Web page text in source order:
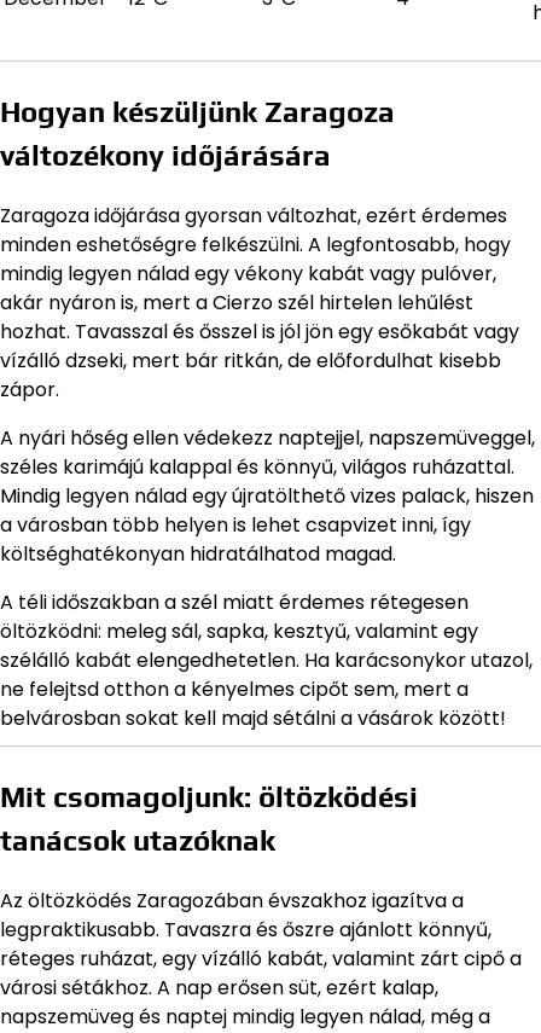
Hogyan készüljünk Zaragoza
változékony időjárására
Zaragoza időjárása gyorsan változhat, ezért érdemes
minden eshetőségre felkészülni. A legfontosabb, hogy
mindig legyen nálad egy vékony kabát vagy pulóver,
akár nyáron is, mert a Cierzo szél hirtelen lehűlést
hozhat. Tavasszal és ősszel is jól jön egy esőkabát vagy
vízálló dzseki, mert bár ritkán, de előfordulhat kisebb
zápor.
A nyári hőség ellen védekezz naptejjel, napszemüveggel,
széles karimájú kalappal és könnyű, világos ruházattal.
Mindig legyen nálad egy újratölthető vizes palack, hiszen
a városban több helyen is lehet csapvizet inni, így
költséghatékonyan hidratálhatod magad.
A téli időszakban a szél miatt érdemes rétegesen
öltözködni: meleg sál, sapka, kesztyű, valamint egy
szélálló kabát elengedhetetlen. Ha karácsonykor utazol,
ne felejtsd otthon a kényelmes cipőt sem, mert a
belvárosban sokat kell majd sétálni a vásárok között!
Mit csomagoljunk: öltözködési
tanácsok utazóknak
Az öltözködés Zaragozában évszakhoz igazítva a
legpraktikusabb. Tavaszra és őszre ajánlott könnyű,
réteges ruházat, egy vízálló kabát, valamint zárt cipő a
városi sétákhoz. A nap erősen süt, ezért kalap,
napszemüveg és naptej mindig legyen nálad, még a